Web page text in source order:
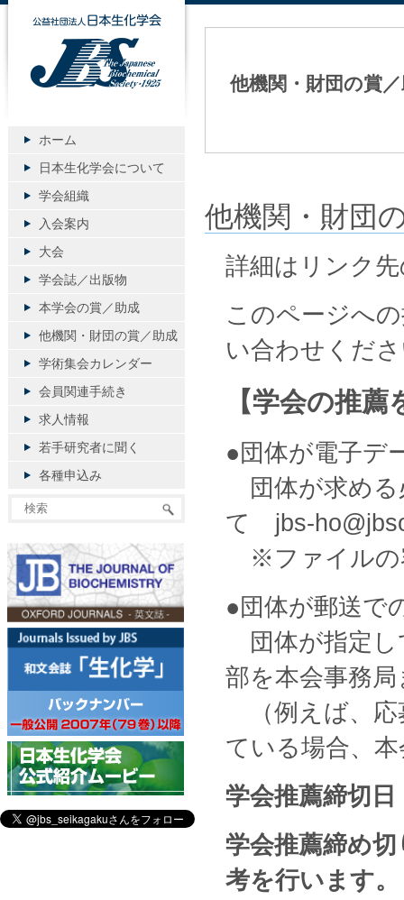
他機関・財団の賞
他機関・財団
詳細はリンク
このページへ
い合わせくだ
【学会の推
●団体が電子デ
団体が求める
て jbs-
※ファイルの
●団体が郵送で
団体が指定し
部を本会事務
（例えば、応
ている場合、
学会推薦締切日
学会推薦締め
考を行います。
公益社団法人日本生化学会
ホーム
日本生化学会について
学会組織
入会案内
大会
学会誌／出版物
本学会の賞／助成
他機関・財団の賞／助成
学術集会カレンダー
会員関連手続き
求人情報
若手研究者に聞く
各種申込み